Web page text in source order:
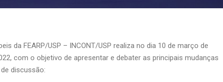
da FEARP/USP – INCONT/USP realiza no dia 10 de março de
com o objetivo de apresentar e debater as principais mudanças
discussão: